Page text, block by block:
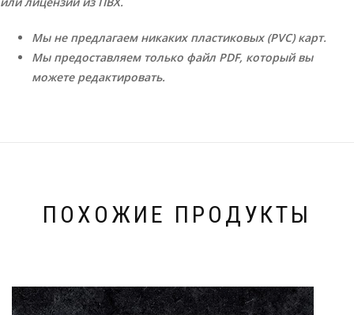
Мы не предлагаем никаких пластиковых (PVC) карт.
Мы предоставляем только файл PDF, который вы
можете редактировать.
ПОХОЖИЕ ПРОДУКТЫ